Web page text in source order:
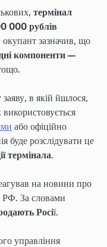
термінал
000 рублів
окупант зазначив, що
компоненти —
в якій йшлося,
або офіційно
буде розслідувати це
термінала.
на новини про
За словами
Росії.
управління